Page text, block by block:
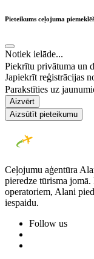
Pieteikums ceļojuma
Notiek ielāde...
Piekrītu privātuma un
Japiekrīt reģistrācijas
Parakstīties uz
Aizvērt
Aizsūtīt pieteikumu
Ceļojumu aģentūra
pieredze tūrisma jomā.
operatoriem, Alani
iespaidu.
Follow us